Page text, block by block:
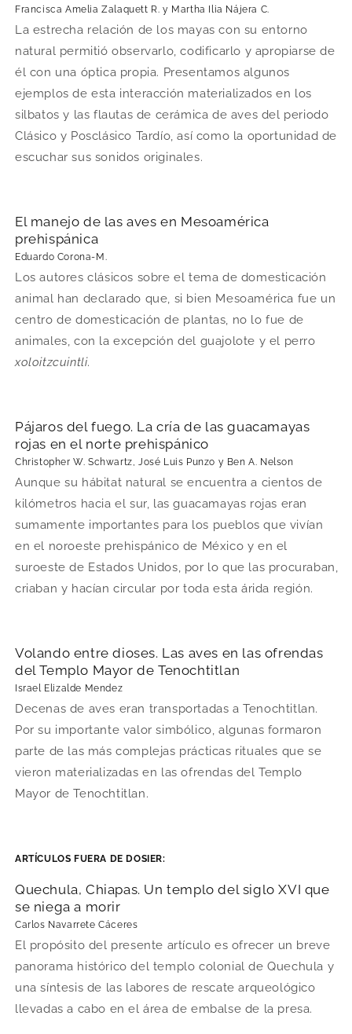
Francisca Amelia Zalaquett R. y Martha Ilia Nájera C.
La estrecha relación de los mayas con su entorno
natural permitió observarlo, codificarlo y apropiarse de
él con una óptica propia. Presentamos algunos
ejemplos de esta interacción materializados en los
silbatos y las flautas de cerámica de aves del periodo
Clásico y Posclásico Tardío, así como la oportunidad de
escuchar sus sonidos originales.
El manejo de las aves en Mesoamérica
prehispánica
Eduardo Corona-M.
Los autores clásicos sobre el tema de domesticación
animal han declarado que, si bien Mesoamérica fue un
centro de domesticación de plantas, no lo fue de
animales, con la excepción del guajolote y el perro
xoloitzcuintli.
Pájaros del fuego. La cría de las guacamayas
rojas en el norte prehispánico
Christopher W. Schwartz, José Luis Punzo y Ben A. Nelson
Aunque su hábitat natural se encuentra a cientos de
kilómetros hacia el sur, las guacamayas rojas eran
sumamente importantes para los pueblos que vivían
en el noroeste prehispánico de México y en el
suroeste de Estados Unidos, por lo que las procuraban,
criaban y hacían circular por toda esta árida región.
Volando entre dioses. Las aves en las ofrendas
del Templo Mayor de Tenochtitlan
Israel Elizalde Mendez
Decenas de aves eran transportadas a Tenochtitlan.
Por su importante valor simbólico, algunas formaron
parte de las más complejas prácticas rituales que se
vieron materializadas en las ofrendas del Templo
Mayor de Tenochtitlan.
ARTÍCULOS FUERA DE DOSIER:
Quechula, Chiapas. Un templo del siglo XVI que
se niega a morir
Carlos Navarrete Cáceres
El propósito del presente artículo es ofrecer un breve
panorama histórico del templo colonial de Quechula y
una síntesis de las labores de rescate arqueológico
llevadas a cabo en el área de embalse de la presa.